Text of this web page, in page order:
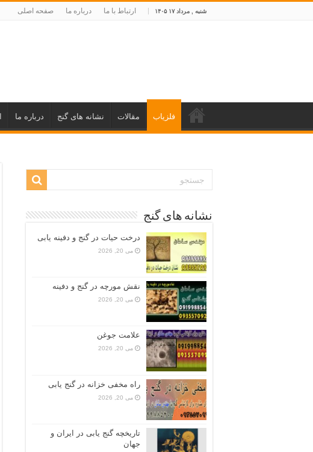
شنبه , مرداد ۱۷ ۱۴۰۵ ارتباط با ما درباره ما صفحه اصلی
فلزیاب مقالات نشانه های گنج درباره ما
نشانه های گنج
درخت حیات در گنج و دفینه یابی
می 20, 2026
نقش مورچه در گنج و دفینه
می 20, 2026
علامت جوغن
می 20, 2026
راه مخفی خزانه در گنج یابی
می 20, 2026
تاریخچه گنج‌ یابی در ایران و
جهان